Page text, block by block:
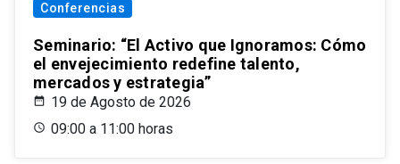
Conferencias
Seminario: “El Activo que Ignoramos: Cómo
el envejecimiento redefine talento,
mercados y estrategia”
19 de Agosto de 2026
09:00 a 11:00 horas